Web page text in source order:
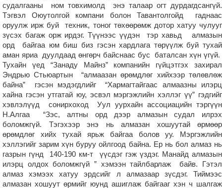
судалгааны ном товхимолд энэ талаар огт дурдагдсангүй.
Тэгвэл Оюутолгой компани болон Тавантолгойд гаднаас
оруулж ирж буй техник, тоног төхөөрөмж дотор хатуу чулууг
зүсэх багаж орж ирдэг. Түүнээс үүдэн тэр хавьд алмазын
орд байгаа юм биш биз гэсэн хардлага төрүүлж буй тухай
аман яриа дуулдаад өнгөрч байснаас бус баталсан хүн үгүй.
Тухайн үед “Занаду Майнз” компанийн гүйцэтгэх захирал
Эндрью Стьюартын “алмаазан өрөмдлөг хийхээр төлөвлөж
байна” гэсэн мэдэгдлийг “Хармагтайгаас алмаазны илэрц
хайна гэсэн утгатай юу, эсвэл мэргэжлийн хэллэг үү” гэдгийг
хэвлэлүүд сонирхоход Уул уурхайн ассоциацийн тэргүүн
Н.Алгаа “Зэс, алтны орд дээр алмазын судал илрэх
боломжгүй. Тэгэхээр энэ нь алмазан хошуутай өрмөөр
өрөмдлөг хийх тухай ярьж байгаа болов уу. Мэргэжлийн
хэллэгийг зарим хүн буруу ойлгоод байна. Ер нь бол алмаз нь
газрын гүнд 140-190 км-т үүсдэг гэж үздэг. Манайд алмазын
илэрц олдох боломжгүй ” хэмээн тайлбарлаж байв. Гэтэл
алмаз хэмээх хатуу эрдсийг л алмазаар зүсдэг. Тиймээс
алмазан хошуут өрмийг юунд ашиглаж байгааг хэн ч шалгаж